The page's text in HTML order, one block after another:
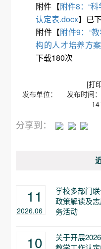
附件【附件8：“
认定表.docx】已
附件【附件9：“
构的人才培养方
下载180次
[打
发布单位： 发布时间
分享到：
11
2026.06
学校多部门
政策解读及
务活动
10
关于开展